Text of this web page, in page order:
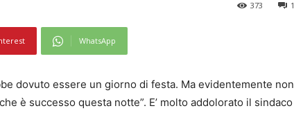
1
373
WhatsApp
dovuto essere un giorno di festa. Ma evidentemente non
è successo questa notte”. E’ molto addolorato il sindaco